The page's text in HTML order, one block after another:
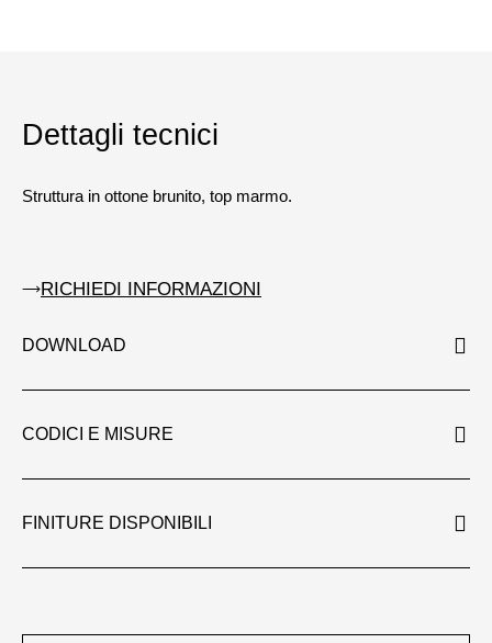
Dettagli tecnici
Struttura in ottone brunito, top marmo.
RICHIEDI INFORMAZIONI
DOWNLOAD
CODICI E MISURE
FINITURE DISPONIBILI